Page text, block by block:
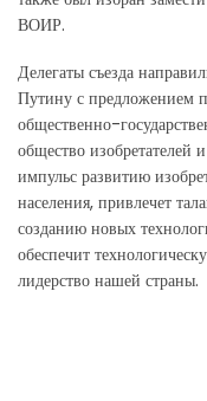
ВОИР.
Делегаты съезда
Путину с предложением
общественно-
общество изобретателей
импульс развитию
населения, привлечет
созданию новых
обеспечит
лидерство нашей страны.